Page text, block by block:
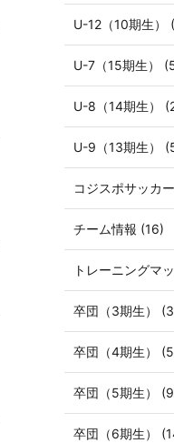
U-12（10期生）
U-7（15期生）
U-8（14期生）
U-9（13期生）
コジスポサッカ
チーム情報 (16)
トレーニングマ
卒団（3期生）
卒団（4期生）
卒団（5期生）
卒団（6期生）